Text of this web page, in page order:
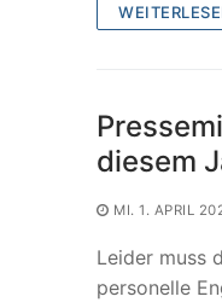
diesem
MI. 1. APRIL
Leider muss
personelle